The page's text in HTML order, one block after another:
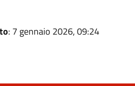
: 7 gennaio 2026, 09:24